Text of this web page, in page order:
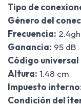
Tipo de
Género del
Frecuencia:
Ganancia: 95 dB
Código
Altura: 1.48 cm
Impuesto
Condición del